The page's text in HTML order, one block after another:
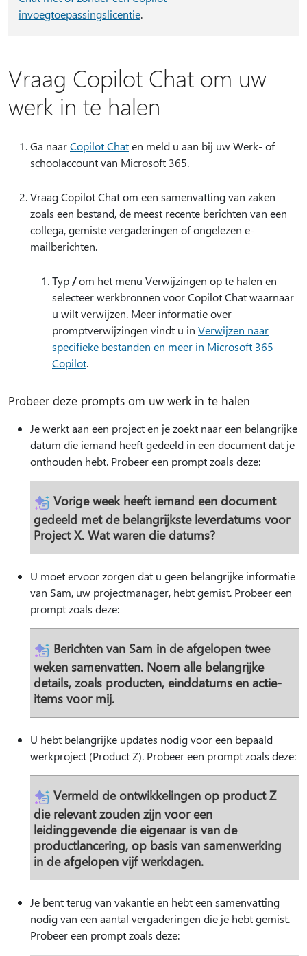
invoegtoepassingslicentie.
Vraag Copilot Chat om uw
werk in te halen
Ga naarCopilot Chaten meld u aan bij uw Werk- of
schoolaccount van Microsoft 365.
Vraag Copilot Chat om een samenvatting van zaken
zoals een bestand, de meest recente berichten van een
collega, gemiste vergaderingen of ongelezen e-
mailberichten.
Typ /om het menu Verwijzingen op te halen en
selecteer werkbronnen voor Copilot Chat waarnaar
u wilt verwijzen. Meer informatie over
promptverwijzingen vindt u in Verwijzen naar
specifieke bestanden en meer in Microsoft 365
Copilot.
Probeer deze prompts om uw werk in te halen
Je werkt aan een project en je zoekt naar een belangrijke
datum die iemand heeft gedeeld in een document dat je
onthouden hebt. Probeer een prompt zoals deze:
Vorige week heeft iemand een document
gedeeld met de belangrijkste leverdatums voor
Project X. Wat waren die datums?
U moet ervoor zorgen dat u geen belangrijke informatie
van Sam, uw projectmanager, hebt gemist. Probeer een
prompt zoals deze:
Berichten van Sam in de afgelopen twee
weken samenvatten. Noem alle belangrijke
details, zoals producten, einddatums en actie-
items voor mij.
U hebt belangrijke updates nodig voor een bepaald
werkproject (Product Z). Probeer een prompt zoals deze:
Vermeld de ontwikkelingen op product Z
die relevant zouden zijn voor een
leidinggevende die eigenaar is van de
productlancering, op basis van samenwerking
in de afgelopen vijf werkdagen.
Je bent terug van vakantie en hebt een samenvatting
nodig van een aantal vergaderingen die je hebt gemist.
Probeer een prompt zoals deze: